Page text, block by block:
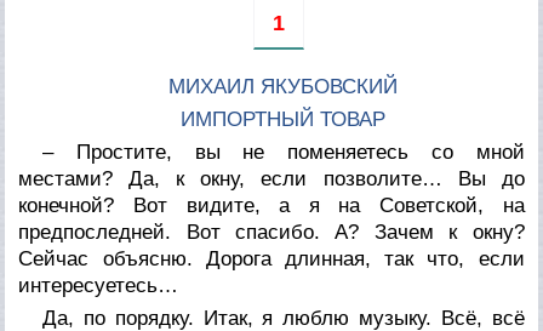
1
МИХАИЛ ЯКУБОВСКИЙ
ИМПОРТНЫЙ ТОВАР
– Простите, вы не поменяетесь со мной
местами? Да, к окну, если позволите… Вы до
конечной? Вот видите, а я на Советской, на
предпоследней. Вот спасибо. А? Зачем к окну?
Сейчас объясню. Дорога длинная, так что, если
интересуетесь…
Да, по порядку. Итак, я люблю музыку. Всё, всё